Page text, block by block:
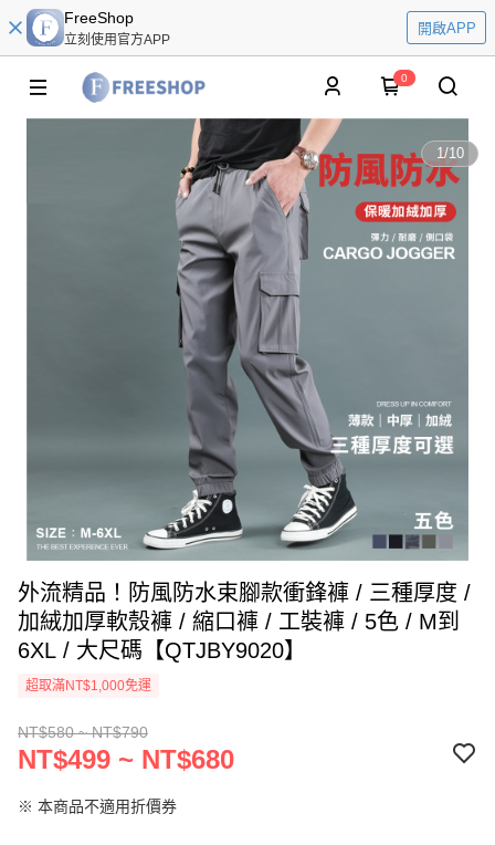
FreeShop
立刻使用官方APP
開啟APP
0
1/10
外流精品！防風防水束腳款衝鋒褲 / 三種厚度 /
加絨加厚軟殼褲 / 縮口褲 / 工裝褲 / 5色 / M到
6XL / 大尺碼【QTJBY9020】
超取滿NT$1,000免運
NT$580 ~ NT$790
NT$499 ~ NT$680
※ 本商品不適用折價券